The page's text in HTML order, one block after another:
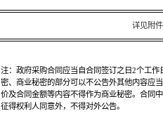
详见附件
注：政府采购合同应当自合同签订之日2个工
密、商业秘密的部分可以不公告外其他内容应
价及合同金额等内容不得作为商业秘密。合同
征得权利人同意外，不得对外公告。